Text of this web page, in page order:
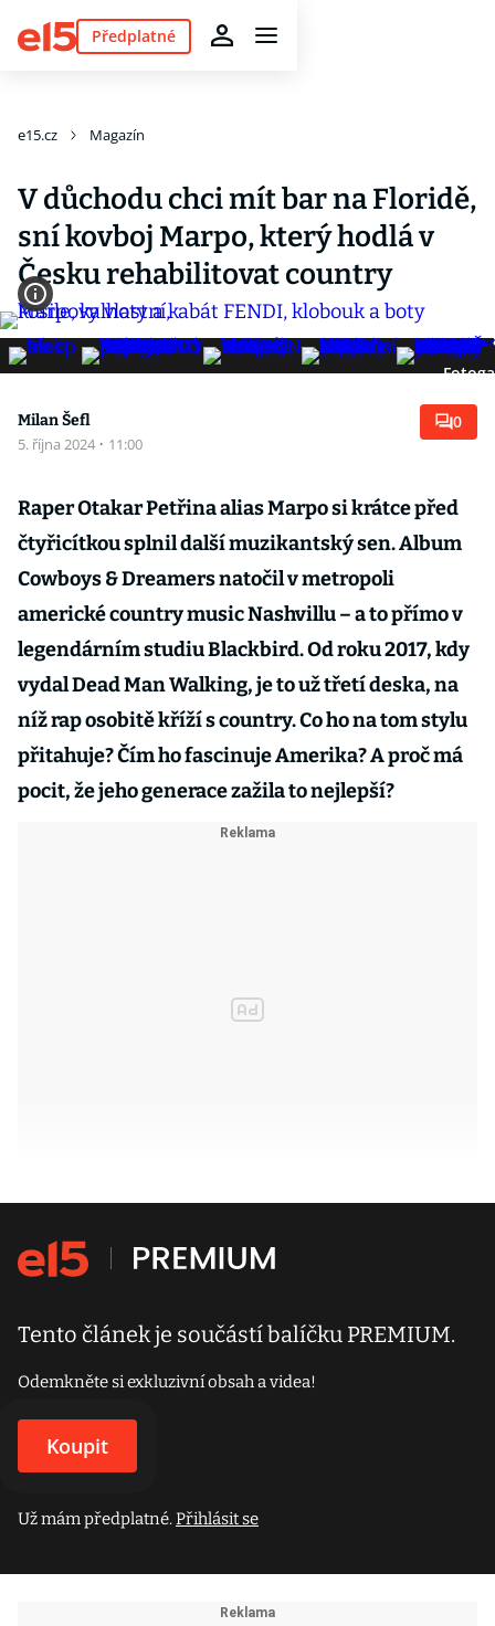
Předplatné
e15.cz Magazín
V důchodu chci mít bar na Floridě,
sní kovboj Marpo, který hodlá v
Česku rehabilitovat country
Milan Šefl
5. října 2024 · 11:00
0
Raper Otakar Petřina alias Marpo si krátce před
čtyřicítkou splnil další muzikantský sen. Album
Cowboys & Dreamers natočil v metropoli
americké country music Nashvillu – a to přímo v
legendárním studiu Blackbird. Od roku 2017, kdy
vydal Dead Man Walking, je to už třetí deska, na
níž rap osobitě kříží s country. Co ho na tom stylu
přitahuje? Čím ho fascinuje Amerika? A proč má
pocit, že jeho generace zažila to nejlepší?
Tento článek je součástí balíčku PREMIUM.
Odemkněte si exkluzivní obsah a videa!
Koupit
Už mám předplatné.Přihlásit se